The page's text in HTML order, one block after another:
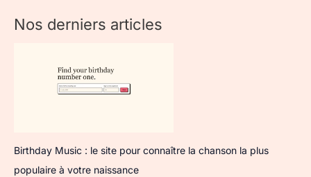
Nos derniers articles
Birthday Music : le site pour connaître la chanson la plus
populaire à votre naissance